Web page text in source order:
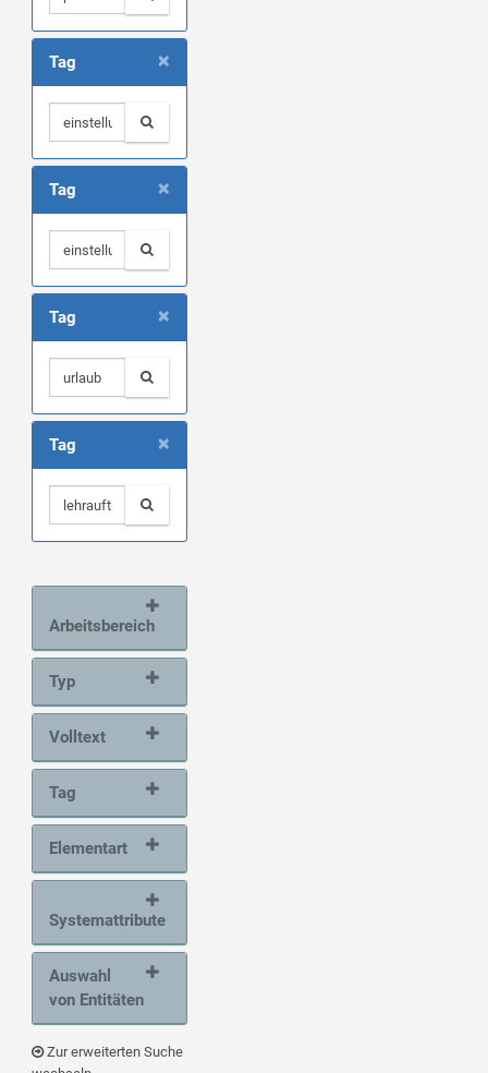
×
Tag
×
Tag
×
Tag
×
Tag
Arbeitsbereich
Typ
Volltext
Tag
Elementart
Systemattribute
Auswahl
von Entitäten
Zur erweiterten Suche